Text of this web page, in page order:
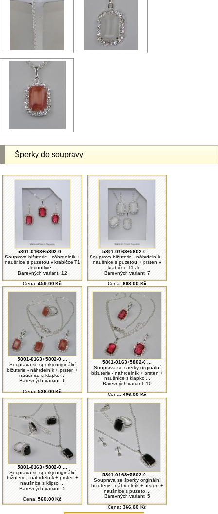
Šperky do soupravy
5801-0163+5802-0 ...
Souprava bižuterie - náhrdelník +
náušnice s puzetou v krabičce T1
Jednotlivé ...
Barevných variant: 12
Cena: 459.00 Kč
5801-0163+5802-0 ...
Souprava bižuterie - náhrdelník +
náušnice s puzetou + prsten v
krabičce T1 Je ...
Barevných variant: 7
Cena: 608.00 Kč
5801-0163+5802-0 ...
Souprava se šperky originální
bižuterie - náhrdelník + prsten +
naušnice s klapko ...
Barevných variant: 6
Cena:538.00 Kč
5801-0163+5802-0 ...
Souprava se šperky originální
bižuterie - náhrdelník + prsten +
naušnice s klapko ...
Barevných variant: 10
Cena:406.00 Kč
5801-0163+5802-0 ...
Souprava se šperky originální
bižuterie - náhrdelník + prsten +
naušnice s klipso ...
Barevných variant: 5
Cena: 560.00 Kč
5801-0163+5802-0 ...
Souprava se šperky originální
bižuterie - náhrdelník + prsten +
naušnice s puzeto ...
Barevných variant: 5
Cena: 366.00 Kč